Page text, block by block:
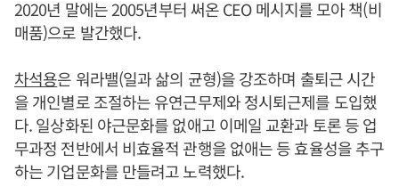
2020년 말에는 2005년부터 써온 CEO 메시지를 모아 책(비
매품)으로 발간했다.
차석용은 워라밸(일과 삶의 균형)을 강조하며 출퇴근 시간
을 개인별로 조절하는 유연근무제와 정시퇴근제를 도입했
다. 일상화된 야근문화를 없애고 이메일 교환과 토론 등 업
무과정 전반에서 비효율적 관행을 없애는 등 효율성을 추구
하는 기업문화를 만들려고 노력했다.